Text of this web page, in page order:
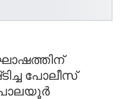
പോലീസ്
പാലയൂർ